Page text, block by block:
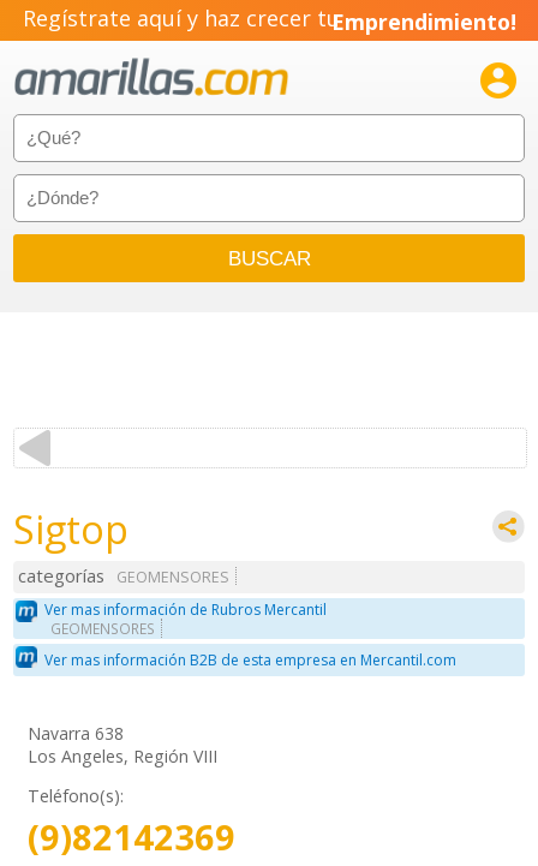
Regístrate aquí y haz crecer tuEmprendimiento!

Sigtop
categorías
GEOMENSORES
Ver mas información de Rubros Mercantil
GEOMENSORES
Ver mas información B2B de esta empresa en Mercantil.com
Navarra 638
Los Angeles, Región VIII
Teléfono(s):
(9)82142369